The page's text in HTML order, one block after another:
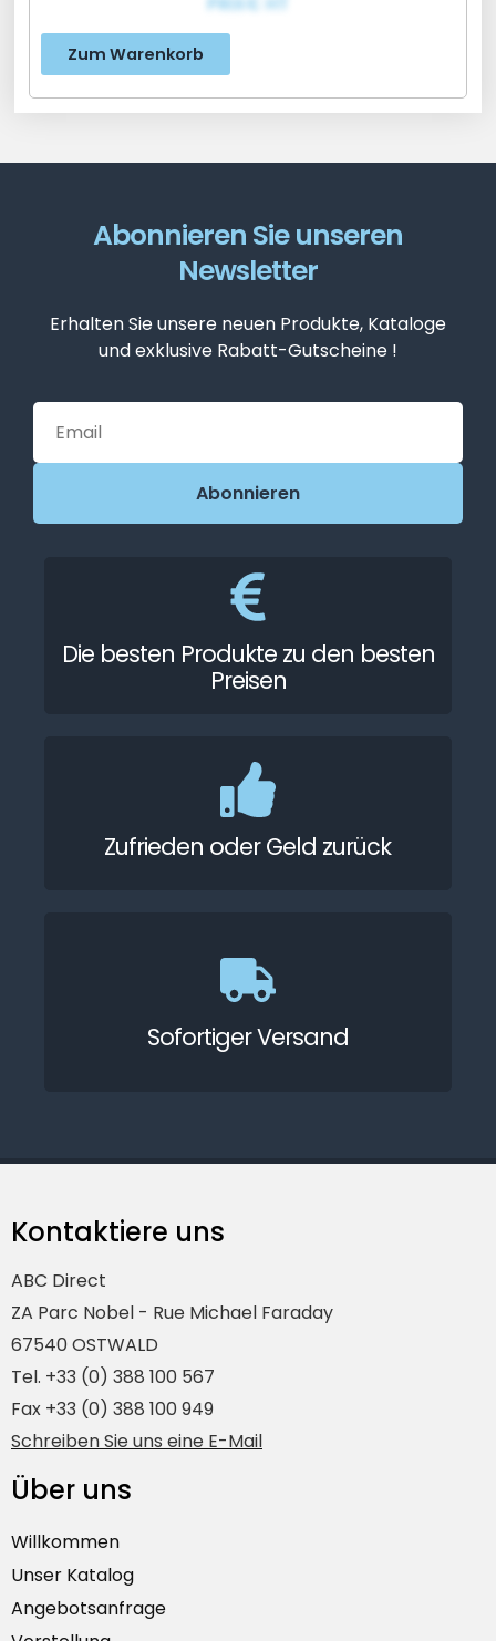
Zum Warenkorb
Abonnieren Sie unseren
Newsletter
Erhalten Sie unsere neuen Produkte, Kataloge
und exklusive Rabatt-Gutscheine !
Die besten Produkte zu den besten
Preisen
Zufrieden oder Geld zurück
Sofortiger Versand
Kontaktiere uns
ABC Direct
ZA Parc Nobel - Rue Michael Faraday
67540 OSTWALD
Tel. +33 (0) 388 100 567
Fax +33 (0) 388 100 949
Schreiben Sie uns eine E-Mail
Über uns
Willkommen
Unser Katalog
Angebotsanfrage